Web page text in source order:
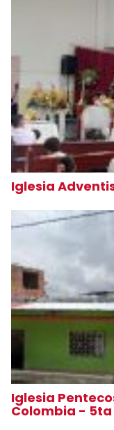
Iglesia
Iglesia
Colombia - 5ta